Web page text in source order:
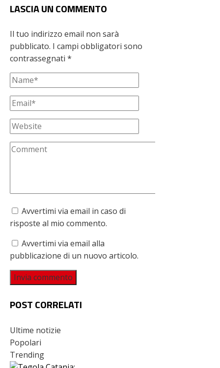
LASCIA UN COMMENTO
Il tuo indirizzo email non sarà
pubblicato. I campi obbligatori sono
contrassegnati *
Avvertimi via email in caso di
risposte al mio commento.
Avvertimi via email alla
pubblicazione di un nuovo articolo.
POST CORRELATI
Ultime notizie
Popolari
Trending